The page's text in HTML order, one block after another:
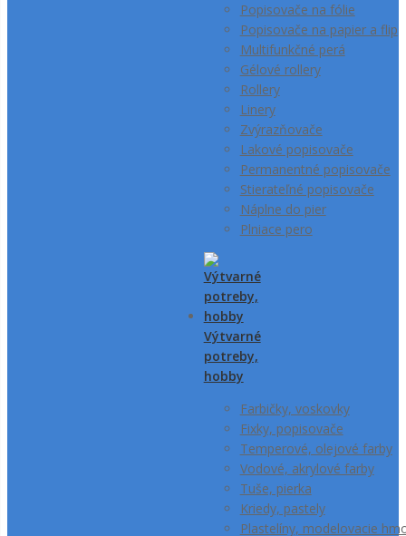
Popisovače na fólie
Popisovače na papier a flip
Multifunkčné perá
Gélové rollery
Rollery
Linery
Zvýrazňovače
Lakové popisovače
Permanentné popisovače
Stierateľné popisovače
Náplne do pier
Plniace pero
Výtvarné
potreby,
hobby
Farbičky, voskovky
Fixky, popisovače
Temperové, olejové farby
Vodové, akrylové farby
Tuše, pierka
Kriedy, pastely
Plastelíny, modelovacie